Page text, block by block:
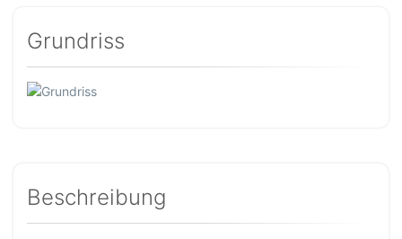
Grundriss
Beschreibung